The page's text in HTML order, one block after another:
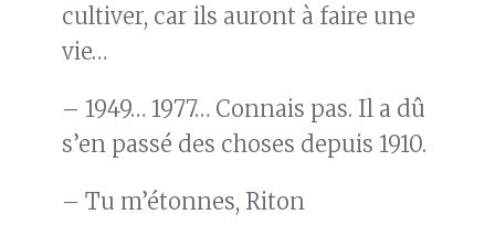
cultiver, car ils auront à faire une
vie…
– 1949… 1977… Connais pas. Il a dû
s’en passé des choses depuis 1910.
– Tu m’étonnes, Riton